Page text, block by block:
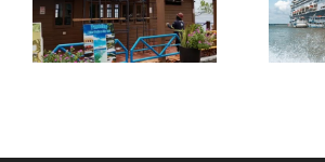
internacional
com